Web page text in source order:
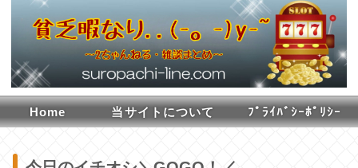
Home 当サイトについて ﾌﾟﾗｲﾊﾞｼｰﾎﾟﾘｼｰ